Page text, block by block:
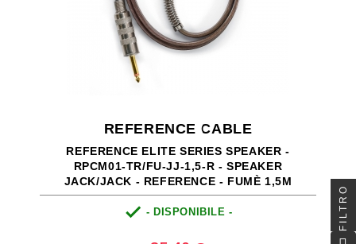
REFERENCE CABLE
REFERENCE ELITE SERIES SPEAKER -
RPCM01-TR/FU-JJ-1,5-R - SPEAKER
JACK/JACK - REFERENCE - FUMÈ 1,5M
 - DISPONIBILE - FILTRO